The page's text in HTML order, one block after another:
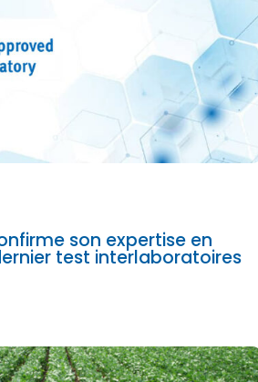
son expertise en
test interlaboratoires